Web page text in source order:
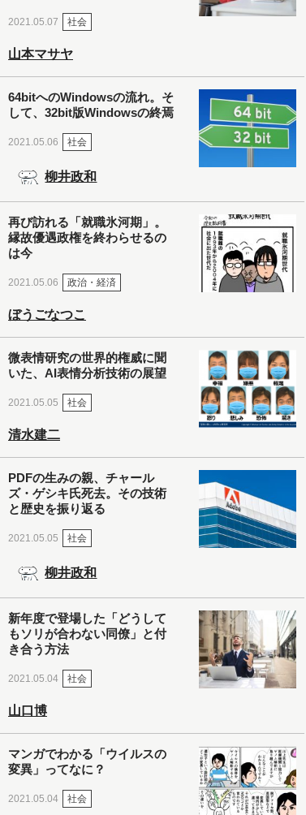
2021.05.07 社会
山本マサヤ
64bitへのWindowsの流れ。そ
して、32bit版Windowsの終焉
2021.05.06 社会
柳井政和
再び訪れる「就職氷河期」。
縁故優遇政権を終わらせるの
は今
2021.05.06 政治・経済
ぼうごなつこ
微表情研究の世界的権威に聞
いた、AI表情分析技術の展望
2021.05.05 社会
清水建二
PDFの生みの親、チャール
ズ・ゲシキ氏死去。その技術
と歴史を振り返る
2021.05.05 社会
柳井政和
新年度で登場した「どうして
もソリが合わない同僚」と付
き合う方法
2021.05.04 社会
山口博
マンガでわかる「ウイルスの
変異」ってなに？
2021.05.04 社会